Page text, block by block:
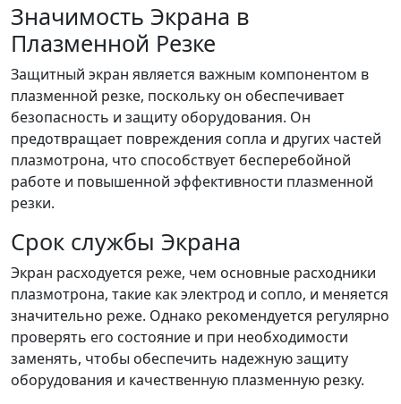
Значимость Экрана в
Плазменной Резке
Защитный экран является важным компонентом в
плазменной резке, поскольку он обеспечивает
безопасность и защиту оборудования. Он
предотвращает повреждения сопла и других частей
плазмотрона, что способствует бесперебойной
работе и повышенной эффективности плазменной
резки.
Срок службы Экрана
Экран расходуется реже, чем основные расходники
плазмотрона, такие как электрод и сопло, и меняется
значительно реже. Однако рекомендуется регулярно
проверять его состояние и при необходимости
заменять, чтобы обеспечить надежную защиту
оборудования и качественную плазменную резку.